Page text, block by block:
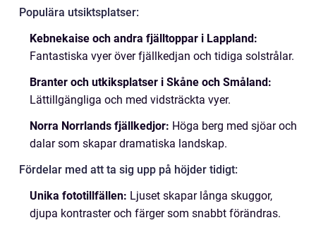
Populära utsiktsplatser:
Kebnekaise och andra fjälltoppar i Lappland:
Fantastiska vyer över fjällkedjan och tidiga solstrålar.
Branter och utkiksplatser i Skåne och Småland:
Lättillgängliga och med vidsträckta vyer.
Norra Norrlands fjällkedjor: Höga berg med sjöar och
dalar som skapar dramatiska landskap.
Fördelar med att ta sig upp på höjder tidigt:
Unika fototillfällen: Ljuset skapar långa skuggor,
djupa kontraster och färger som snabbt förändras.